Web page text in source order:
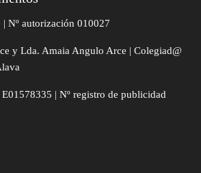
Nº autorización 010027
y Lda. Amaia Angulo Arce | Colegiad@
| Nº registro de publicidad